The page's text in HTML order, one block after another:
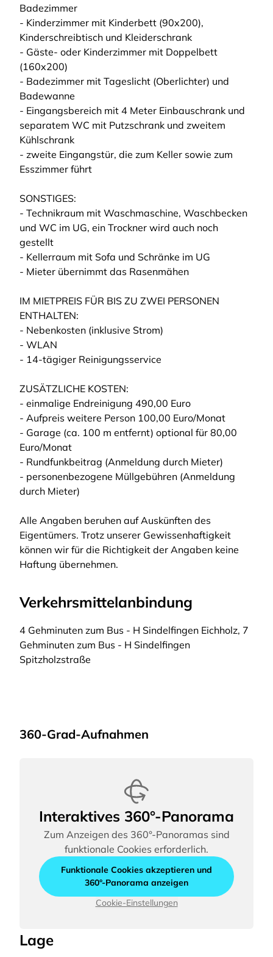
Badezimmer
- Kinderzimmer mit Kinderbett (90x200),
Kinderschreibtisch und Kleiderschrank
- Gäste- oder Kinderzimmer mit Doppelbett
(160x200)
- Badezimmer mit Tageslicht (Oberlichter) und
Badewanne
- Eingangsbereich mit 4 Meter Einbauschrank und
separatem WC mit Putzschrank und zweitem
Kühlschrank
- zweite Eingangstür, die zum Keller sowie zum
Esszimmer führt
SONSTIGES:
- Technikraum mit Waschmaschine, Waschbecken
und WC im UG, ein Trockner wird auch noch
gestellt
- Kellerraum mit Sofa und Schränke im UG
- Mieter übernimmt das Rasenmähen
IM MIETPREIS FÜR BIS ZU ZWEI PERSONEN
ENTHALTEN:
- Nebenkosten (inklusive Strom)
- WLAN
- 14-tägiger Reinigungsservice
ZUSÄTZLICHE KOSTEN:
- einmalige Endreinigung 490,00 Euro
- Aufpreis weitere Person 100,00 Euro/Monat
- Garage (ca. 100 m entfernt) optional für 80,00
Euro/Monat
- Rundfunkbeitrag (Anmeldung durch Mieter)
- personenbezogene Müllgebühren (Anmeldung
durch Mieter)
Alle Angaben beruhen auf Auskünften des
Eigentümers. Trotz unserer Gewissenhaftigkeit
können wir für die Richtigkeit der Angaben keine
Haftung übernehmen.
Verkehrsmittelanbindung
4 Gehminuten zum Bus - H Sindelfingen Eichholz, 7
Gehminuten zum Bus - H Sindelfingen
Spitzholzstraße
360-Grad-Aufnahmen
Interaktives 360°-Panorama
Zum Anzeigen des 360°-Panoramas sind
funktionale Cookies erforderlich.
Funktionale Cookies akzeptieren und
360°-Panorama anzeigen
Cookie-Einstellungen
Lage